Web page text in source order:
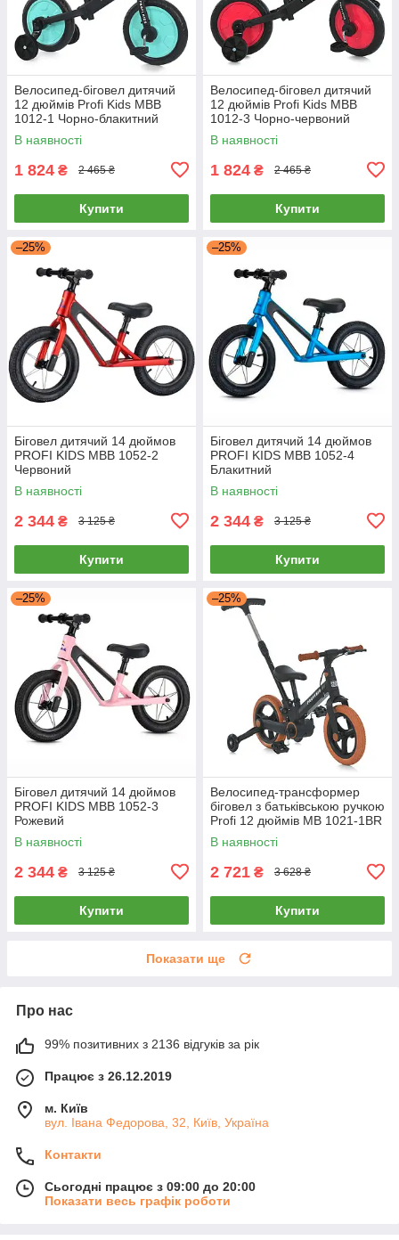
Велосипед-біговел дитячий
12 дюймів Profi Kids MBB
1012-1 Чорно-блакитний
В наявності
1 824 ₴ 2 465 ₴
Купити
Велосипед-біговел дитячий
12 дюймів Profi Kids MBB
1012-3 Чорно-червоний
В наявності
1 824 ₴ 2 465 ₴
Купити
–25%
Біговел дитячий 14 дюймов
PROFI KIDS MBB 1052-2
Червоний
В наявності
2 344 ₴ 3 125 ₴
Купити
–25%
Біговел дитячий 14 дюймов
PROFI KIDS MBB 1052-4
Блакитний
В наявності
2 344 ₴ 3 125 ₴
Купити
–25%
Біговел дитячий 14 дюймов
PROFI KIDS MBB 1052-3
Рожевий
В наявності
2 344 ₴ 3 125 ₴
Купити
–25%
Велосипед-трансформер
біговел з батьківською ручкою
Profi 12 дюймів MB 1021-1BR
Коричневий
В наявності
2 721 ₴ 3 628 ₴
Купити
Показати ще
Про нас
99% позитивних з 2136 відгуків за рік
Працює з 26.12.2019
м. Київ
вул. Івана Федорова, 32, Київ, Україна
Контакти
Сьогодні працює з 09:00 до 20:00
Показати весь графік роботи